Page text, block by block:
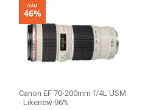
GIẢM
46%
Canon EF 70-200mm f/4L USM
- Likenew 96%